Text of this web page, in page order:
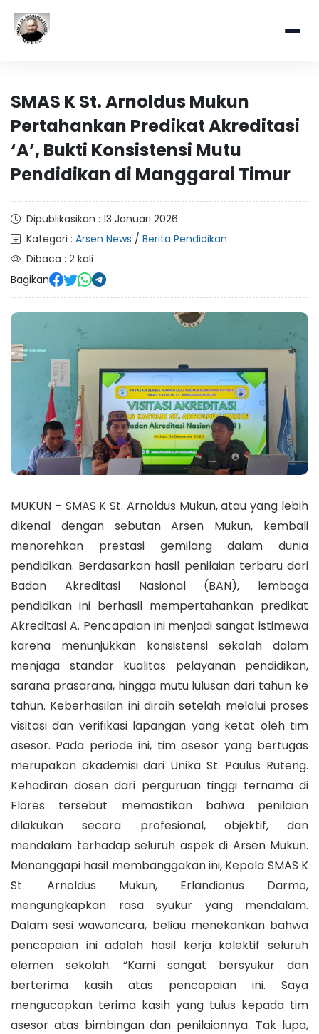
SMAS K St. Arnoldus Mukun
Pertahankan Predikat Akreditasi
‘A’, Bukti Konsistensi Mutu
Pendidikan di Manggarai Timur
Dipublikasikan : 13 Januari 2026
Kategori : Arsen News / Berita Pendidikan
Dibaca : 2 kali
Bagikan
MUKUN – SMAS K St. Arnoldus Mukun, atau yang lebih
dikenal dengan sebutan Arsen Mukun, kembali
menorehkan prestasi gemilang dalam dunia
pendidikan. Berdasarkan hasil penilaian terbaru dari
Badan Akreditasi Nasional (BAN), lembaga
pendidikan ini berhasil mempertahankan predikat
Akreditasi A. Pencapaian ini menjadi sangat istimewa
karena menunjukkan konsistensi sekolah dalam
menjaga standar kualitas pelayanan pendidikan,
sarana prasarana, hingga mutu lulusan dari tahun ke
tahun. Keberhasilan ini diraih setelah melalui proses
visitasi dan verifikasi lapangan yang ketat oleh tim
asesor. Pada periode ini, tim asesor yang bertugas
merupakan akademisi dari Unika St. Paulus Ruteng.
Kehadiran dosen dari perguruan tinggi ternama di
Flores tersebut memastikan bahwa penilaian
dilakukan secara profesional, objektif, dan
mendalam terhadap seluruh aspek di Arsen Mukun.
Menanggapi hasil membanggakan ini, Kepala SMAS K
St. Arnoldus Mukun, Erlandianus Darmo,
mengungkapkan rasa syukur yang mendalam.
Dalam sesi wawancara, beliau menekankan bahwa
pencapaian ini adalah hasil kerja kolektif seluruh
elemen sekolah. “Kami sangat bersyukur dan
berterima kasih atas pencapaian ini. Saya
mengucapkan terima kasih yang tulus kepada tim
asesor atas bimbingan dan penilaiannya. Tak lupa,